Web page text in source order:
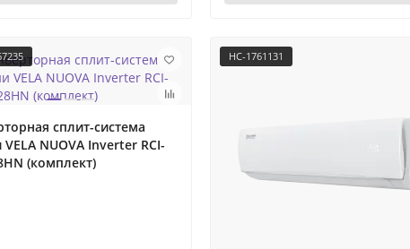
сплит-система
VELA NUOVA Inverter RCI-
(комплект)
НС-1761131